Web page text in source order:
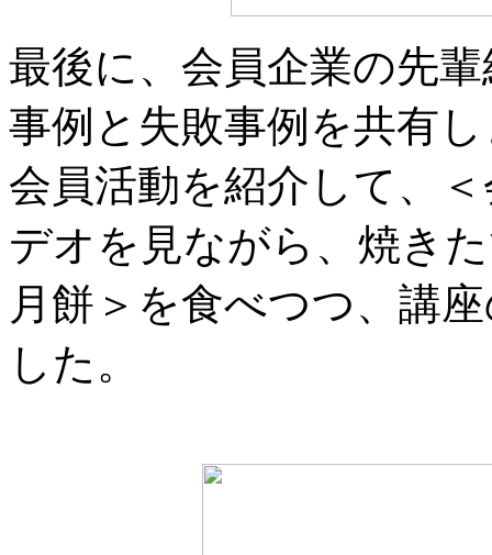
最後に、会員企業の先
事例と失敗事例を共有
会員活動を紹介して、
デオを見ながら、焼き
月餅＞を食べつつ、講
した。